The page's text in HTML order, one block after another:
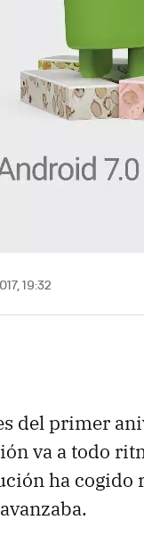
19:32
del primer
va a todo
ha